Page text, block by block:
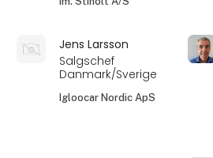
Jens Larsson
Salgschef
Danmark/Sverige
Igloocar Nordic ApS